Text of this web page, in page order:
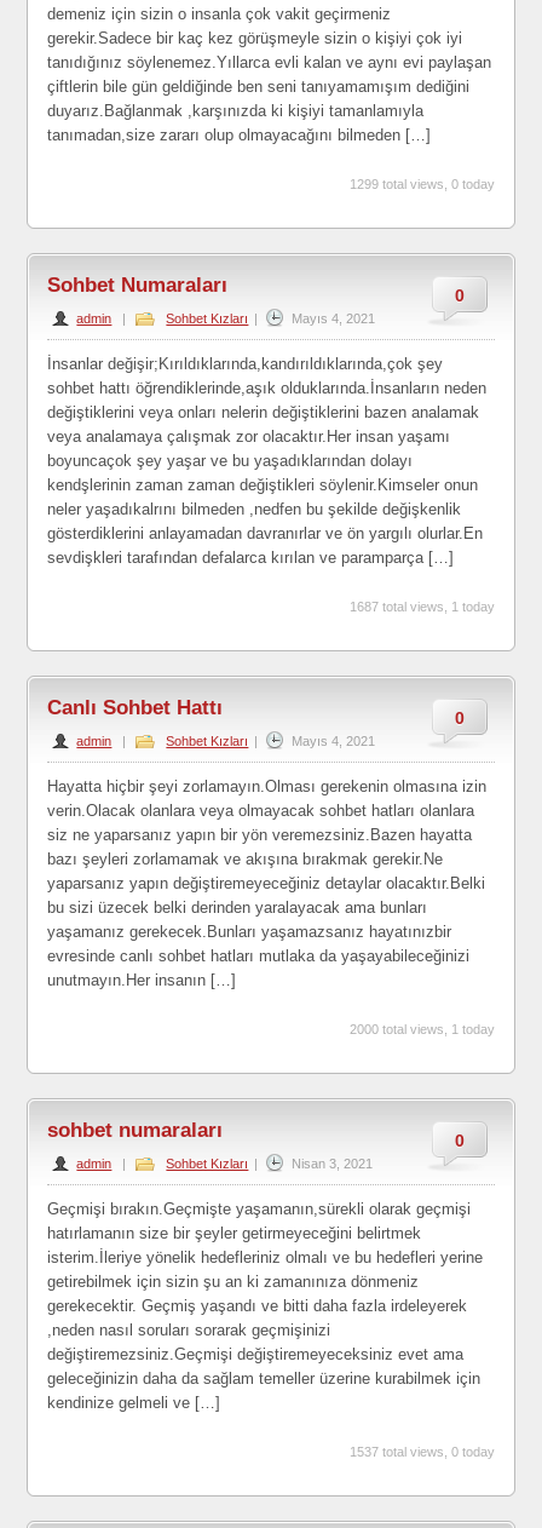
demeniz için sizin o insanla çok vakit geçirmeniz
gerekir.Sadece bir kaç kez görüşmeyle sizin o kişiyi çok iyi
tanıdığınız söylenemez.Yıllarca evli kalan ve aynı evi paylaşan
çiftlerin bile gün geldiğinde ben seni tanıyamamışım dediğini
duyarız.Bağlanmak ,karşınızda ki kişiyi tamanlamıyla
tanımadan,size zararı olup olmayacağını bilmeden […]
1299 total views, 0 today
0
Sohbet Numaraları
admin | Sohbet Kızları | Mayıs 4, 2021
İnsanlar değişir;Kırıldıklarında,kandırıldıklarında,çok şey
sohbet hattı öğrendiklerinde,aşık olduklarında.İnsanların neden
değiştiklerini veya onları nelerin değiştiklerini bazen analamak
veya analamaya çalışmak zor olacaktır.Her insan yaşamı
boyuncaçok şey yaşar ve bu yaşadıklarından dolayı
kendşlerinin zaman zaman değiştikleri söylenir.Kimseler onun
neler yaşadıkalrını bilmeden ,nedfen bu şekilde değişkenlik
gösterdiklerini anlayamadan davranırlar ve ön yargılı olurlar.En
sevdişkleri tarafından defalarca kırılan ve paramparça […]
1687 total views, 1 today
0
Canlı Sohbet Hattı
admin | Sohbet Kızları | Mayıs 4, 2021
Hayatta hiçbir şeyi zorlamayın.Olması gerekenin olmasına izin
verin.Olacak olanlara veya olmayacak sohbet hatları olanlara
siz ne yaparsanız yapın bir yön veremezsiniz.Bazen hayatta
bazı şeyleri zorlamamak ve akışına bırakmak gerekir.Ne
yaparsanız yapın değiştiremeyeceğiniz detaylar olacaktır.Belki
bu sizi üzecek belki derinden yaralayacak ama bunları
yaşamanız gerekecek.Bunları yaşamazsanız hayatınızbir
evresinde canlı sohbet hatları mutlaka da yaşayabileceğinizi
unutmayın.Her insanın […]
2000 total views, 1 today
0
sohbet numaraları
admin | Sohbet Kızları | Nisan 3, 2021
Geçmişi bırakın.Geçmişte yaşamanın,sürekli olarak geçmişi
hatırlamanın size bir şeyler getirmeyeceğini belirtmek
isterim.İleriye yönelik hedefleriniz olmalı ve bu hedefleri yerine
getirebilmek için sizin şu an ki zamanınıza dönmeniz
gerekecektir. Geçmiş yaşandı ve bitti daha fazla irdeleyerek
,neden nasıl soruları sorarak geçmişinizi
değiştiremezsiniz.Geçmişi değiştiremeyeceksiniz evet ama
geleceğinizin daha da sağlam temeller üzerine kurabilmek için
kendinize gelmeli ve […]
1537 total views, 0 today